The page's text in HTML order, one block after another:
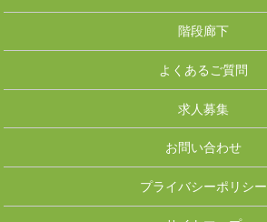
階段廊下
よくあるご質問
求人募集
お問い合わせ
プライバシーポリシー